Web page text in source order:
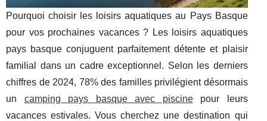
Pourquoi choisir les loisirs aquatiques au Pays Basque
pour vos prochaines vacances ? Les loisirs aquatiques
pays basque conjuguent parfaitement détente et plaisir
familial dans un cadre exceptionnel. Selon les derniers
chiffres de 2024, 78% des familles privilégient désormais
un camping pays basque avec piscinepour leurs
vacances estivales. Vous cherchez une destination qui